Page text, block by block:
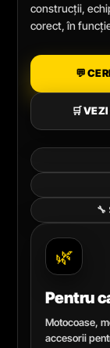
construcții,
corect, în
💬
🛒
🌿
Pentru
Motocoase,
accesorii